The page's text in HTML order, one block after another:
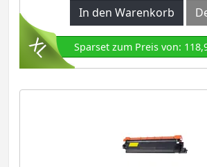
In den Warenkorb
Sparset zum Preis von: